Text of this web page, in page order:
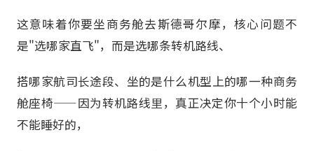
这意味着你要坐商务舱去斯德哥尔摩，核心问题不
是"选哪家直飞"，而是选哪条转机路线、
搭哪家航司长途段、坐的是什么机型上的哪一种商务
舱座椅——因为转机路线里，真正决定你十个小时能
不能睡好的，